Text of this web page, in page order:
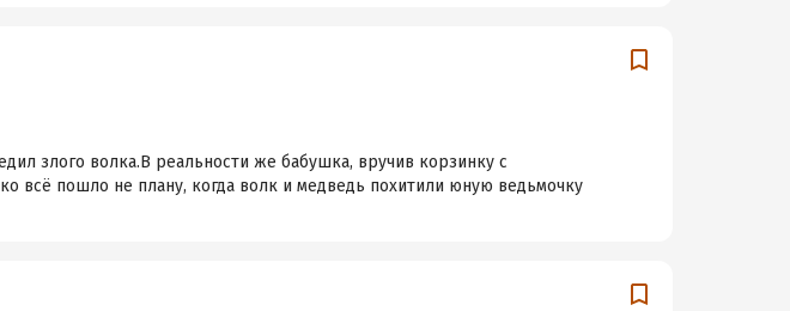
злого волка.В реальности же бабушка, вручив корзинку с
всё пошло не плану, когда волк и медведь похитили юную ведьмочку